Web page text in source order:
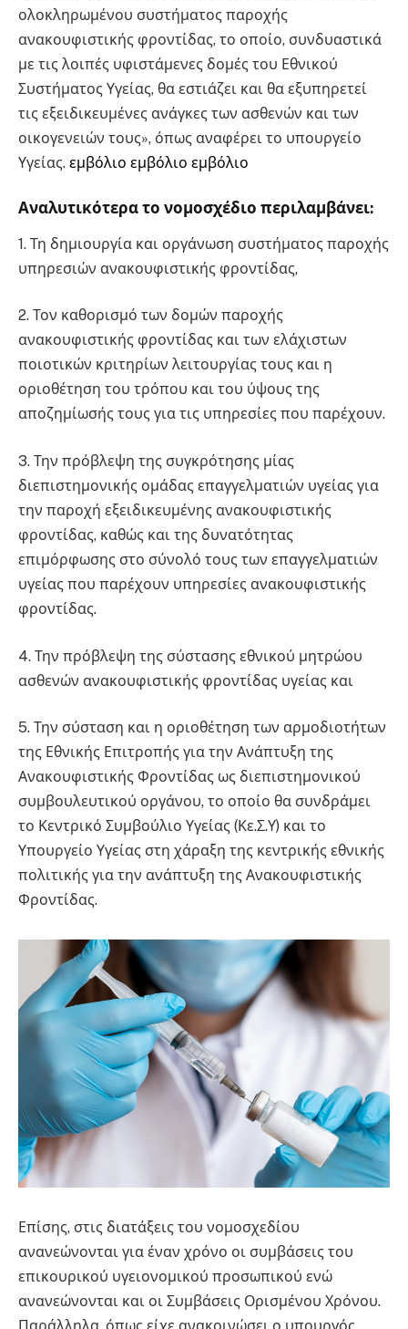
ολοκληρωμένου συστήματος παροχής
ανακουφιστικής φροντίδας, το οποίο, συνδυαστικά
με τις λοιπές υφιστάμενες δομές του Εθνικού
Συστήματος Υγείας, θα εστιάζει και θα εξυπηρετεί
τις εξειδικευμένες ανάγκες των ασθενών και των
οικογενειών τους», όπως αναφέρει το υπουργείο
Υγείας. εμβόλιο εμβόλιο εμβόλιο
Αναλυτικότερα το νομοσχέδιο περιλαμβάνει:
1. Τη δημιουργία και οργάνωση συστήματος παροχής
υπηρεσιών ανακουφιστικής φροντίδας,
2. Τον καθορισμό των δομών παροχής
ανακουφιστικής φροντίδας και των ελάχιστων
ποιοτικών κριτηρίων λειτουργίας τους και η
οριοθέτηση του τρόπου και του ύψους της
αποζημίωσής τους για τις υπηρεσίες που παρέχουν.
3. Την πρόβλεψη της συγκρότησης μίας
διεπιστημονικής ομάδας επαγγελματιών υγείας για
την παροχή εξειδικευμένης ανακουφιστικής
φροντίδας, καθώς και της δυνατότητας
επιμόρφωσης στο σύνολό τους των επαγγελματιών
υγείας που παρέχουν υπηρεσίες ανακουφιστικής
φροντίδας.
4. Την πρόβλεψη της σύστασης εθνικού μητρώου
ασθενών ανακουφιστικής φροντίδας υγείας και
5. Την σύσταση και η οριοθέτηση των αρμοδιοτήτων
της Εθνικής Επιτροπής για την Ανάπτυξη της
Ανακουφιστικής Φροντίδας ως διεπιστημονικού
συμβουλευτικού οργάνου, το οποίο θα συνδράμει
το Κεντρικό Συμβούλιο Υγείας (Κε.Σ.Υ) και το
Υπουργείο Υγείας στη χάραξη της κεντρικής εθνικής
πολιτικής για την ανάπτυξη της Ανακουφιστικής
Φροντίδας.
Επίσης, στις διατάξεις του νομοσχεδίου
ανανεώνονται για έναν χρόνο οι συμβάσεις του
επικουρικού υγειονομικού προσωπικού ενώ
ανανεώνονται και οι Συμβάσεις Ορισμένου Χρόνου.